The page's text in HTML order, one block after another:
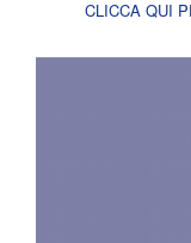
CLICCA QUI